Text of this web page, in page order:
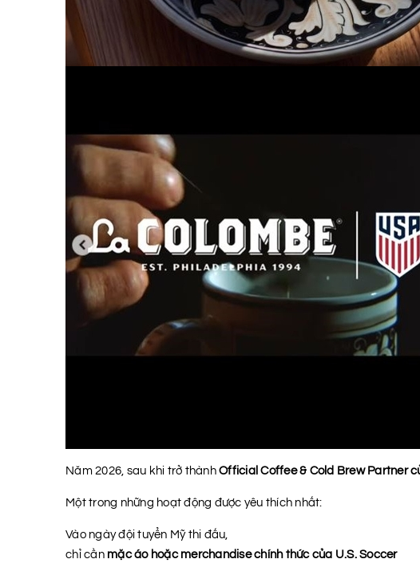
Năm 2026, sau khi trở thành Official Coffee & Cold Brew Partner
Một trong những hoạt động được yêu thích nhất:
Vào ngày đội tuyển Mỹ thi đấu,
chỉ cần mặc áo hoặc merchandise chính thức của U.S. Soccer